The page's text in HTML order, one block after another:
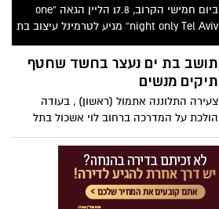
ביום חמישי הקרוב, 17.8 הליין הגאה “one
night only Tel Aviv” מגיע לטרמינל עיצוב בת
ים לאירוע גאווה ענק.
תושב בת ים נעצר בחשד שחטף
תיקים מנשים
צעירה התלוננה אתמול (ראשון) , בעודה
הולכת על המדרכה ברחוב לוי אשכול בתל
אביב הגיח מאחוריה תושב בת ים, רכוב על
קטנוע וחטף את תיקה האישי שהיה תלוי על
כתפה והכיל כסף ומסמכים שונים.